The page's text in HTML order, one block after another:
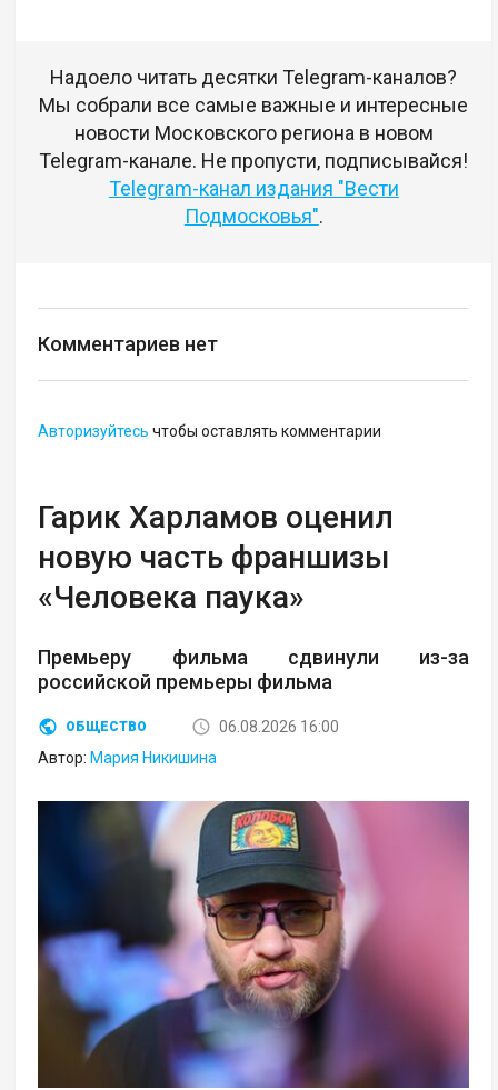
Надоело читать десятки Telegram-каналов?
Мы собрали все самые важные и интересные
новости Московского региона в новом
Telegram-канале. Не пропусти, подписывайся!
Telegram-канал издания "Вести
Подмосковья".
Комментариев нет
Авторизуйтесь чтобы оставлять комментарии
Гарик Харламов оценил
новую часть франшизы
«Человека паука»
Премьеру фильма сдвинули из-за
российской премьеры фильма
ОБЩЕСТВО
06.08.2026 16:00
Автор: Мария Никишина